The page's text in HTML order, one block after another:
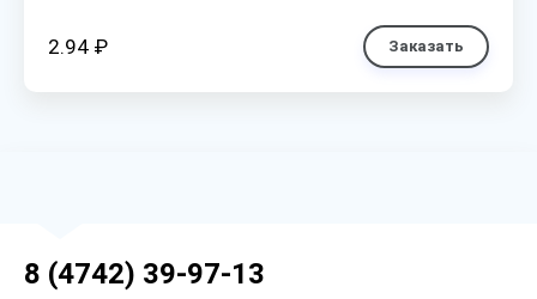
2.94 ₽ Заказать
8 (4742) 39-97-13